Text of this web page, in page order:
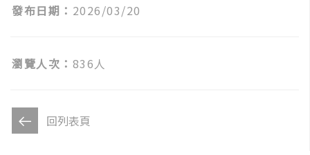
發布日期： 2026/03/20
瀏覽人次： 836人
回列表頁